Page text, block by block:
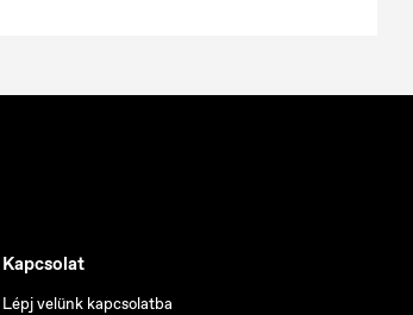
Kapcsolat
Lépj velünk kapcsolatba